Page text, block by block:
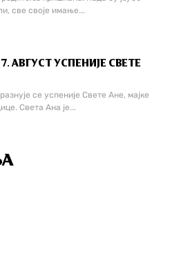
све своје имање...
АВГУСТ УСПЕНИЈЕ СВЕТЕ
се успеније Свете Ане, мајке
Света Ана је...